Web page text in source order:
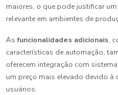
maiores, o que pode justificar
relevante em ambientes de
As funcionalidades adicionais,
características de automação,
oferecem integração com
um preço mais elevado devido à
usuários.